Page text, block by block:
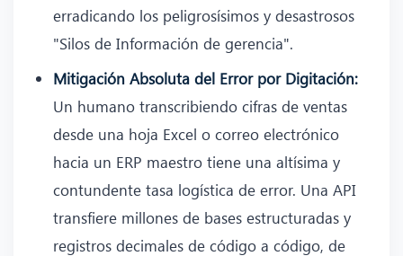
erradicando los peligrosísimos y desastrosos
"Silos de Información de gerencia".
Mitigación Absoluta del Error por Digitación:
Un humano transcribiendo cifras de ventas
desde una hoja Excel o correo electrónico
hacia un ERP maestro tiene una altísima y
contundente tasa logística de error. Una API
transfiere millones de bases estructuradas y
registros decimales de código a código, de